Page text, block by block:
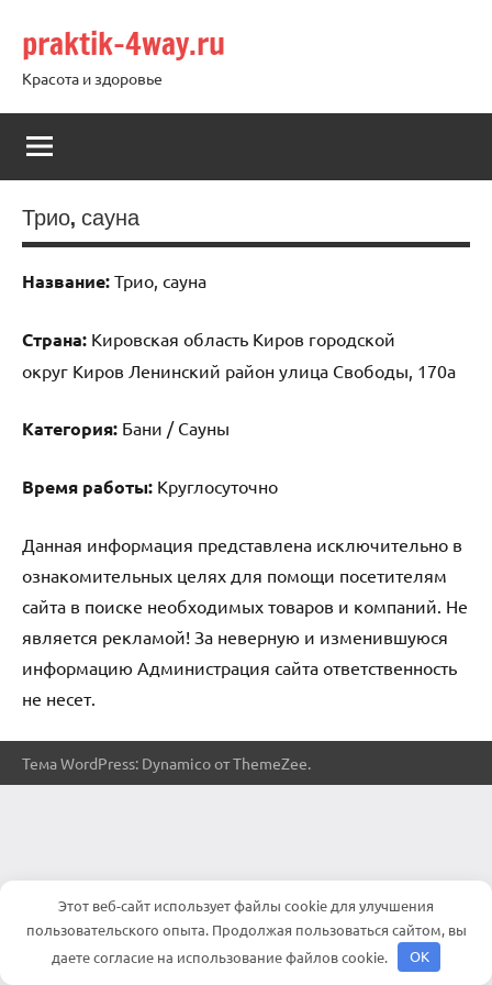
содержимому
praktik-4way.ru
Красота и здоровье
Трио, сауна
Название: Трио, сауна
Страна: Кировская область Киров городской
округ Киров Ленинский район улица Свободы, 170а
Категория: Бани / Сауны
Время работы: Круглосуточно
Данная информация представлена исключительно в
ознакомительных целях для помощи посетителям
сайта в поиске необходимых товаров и компаний. Не
является рекламой! За неверную и изменившуюся
информацию Администрация сайта ответственность
не несет.
Тема WordPress: Dynamico от ThemeZee.
Этот веб-сайт использует файлы cookie для улучшения
пользовательского опыта. Продолжая пользоваться сайтом, вы
даете согласие на использование файлов cookie.
OK